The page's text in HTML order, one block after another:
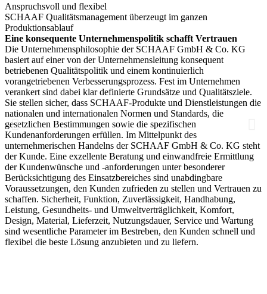
Anspruchsvoll und flexibel
SCHAAF Qualitätsmanagement überzeugt im ganzen
Produktionsablauf
Eine konsequente Unternehmenspolitik schafft Vertrauen
Die Unternehmensphilosophie der SCHAAF GmbH & Co. KG
basiert auf einer von der Unternehmensleitung konsequent
betriebenen Qualitätspolitik und einem kontinuierlich
vorangetriebenen Verbesserungsprozess. Fest im Unternehmen
verankert sind dabei klar definierte Grundsätze und Qualitätsziele.
Sie stellen sicher, dass SCHAAF-Produkte und Dienstleistungen die
nationalen und internationalen Normen und Standards, die
gesetzlichen Bestimmungen sowie die spezifischen
Kundenanforderungen erfüllen. Im Mittelpunkt des
unternehmerischen Handelns der SCHAAF GmbH & Co. KG steht
der Kunde. Eine exzellente Beratung und einwandfreie Ermittlung
der Kundenwünsche und -anforderungen unter besonderer
Berücksichtigung des Einsatzbereiches sind unabdingbare
Voraussetzungen, den Kunden zufrieden zu stellen und Vertrauen zu
schaffen. Sicherheit, Funktion, Zuverlässigkeit, Handhabung,
Leistung, Gesundheits- und Umweltverträglichkeit, Komfort,
Design, Material, Lieferzeit, Nutzungsdauer, Service und Wartung
sind wesentliche Parameter im Bestreben, den Kunden schnell und
flexibel die beste Lösung anzubieten und zu liefern.